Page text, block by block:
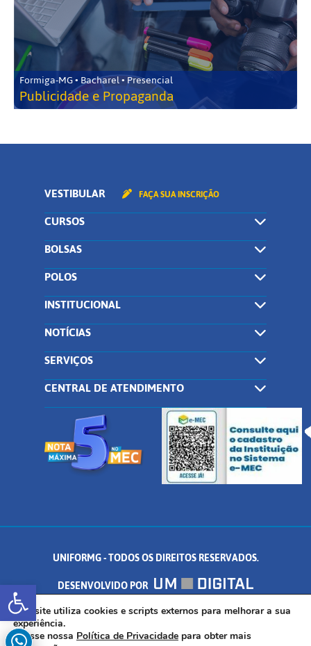
Abrir a barra de ferramentas
Formiga-MG • Bacharel • Presencial
Publicidade e Propaganda
VESTIBULAR FAÇA SUA INSCRIÇÃO
CURSOS
BOLSAS
POLOS
INSTITUCIONAL
NOTÍCIAS
SERVIÇOS
CENTRAL DE ATENDIMENTO
UNIFORMG - TODOS OS DIREITOS RESERVADOS.
DESENVOLVIDO POR
AV. DR. ARNALDO DE SENNA, 328 - PALMEIRAS, FORMIGA/MG - CEP:
35.574.530
Este site utiliza cookies e scripts externos para melhorar a sua
experiência.
Acesse nossa Política de Privacidade para obter mais